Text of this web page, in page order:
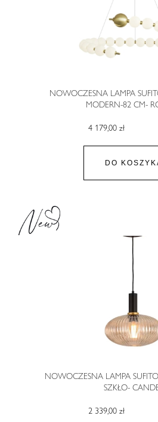
NOWOCZESNA LAMPA
MODERN-82 CM-
4 179,00 zł
DO
NOWOCZESNA LAMPA
SZKŁO-
2 339,00 zł